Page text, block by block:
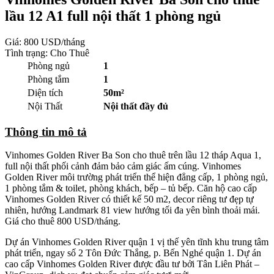
lầu 12 A1 full nội thất 1 phòng ngủ
Giá: 800 USD/tháng
Tình trạng: Cho Thuê
Phòng ngủ
1
Phòng tắm
1
Diện tích
50m²
Nội Thất
Nội thất đầy đủ
Thông tin mô tả
Vinhomes Golden River Ba Son cho thuê trên lầu 12 tháp Aqua 1,
full nội thất phối cảnh đảm bảo cảm giác ấm cúng. Vinhomes
Golden River môi trường phát triển thể hiện đẳng cấp, 1 phòng ngủ,
1 phòng tắm & toilet, phòng khách, bếp – tủ bếp. Căn hộ cao cấp
Vinhomes Golden River có thiết kế 50 m2, decor riêng tư đẹp tự
nhiên, hướng Landmark 81 view hướng tối đa yên bình thoải mái.
Giá cho thuê 800 USD/tháng.
Dự án Vinhomes Golden River quận 1 vị thế yên tĩnh khu trung tâm
phát triển, ngay số 2 Tôn Đức Thắng, p. Bến Nghé quận 1. Dự án
cao cấp Vinhomes Golden River được đầu tư bởi Tân Liên Phát –